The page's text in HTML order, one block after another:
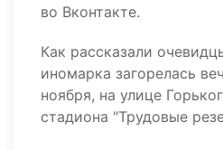
во Вконтакте.
Как рассказали
иномарка загорелась
ноября, на улице
стадиона "Трудовые